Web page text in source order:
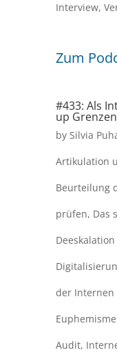
Interview,
Zum
#433: Als
up
by Silvia
Artikulation
Beurteilung
prüfen, Das
der Internen
Audit,